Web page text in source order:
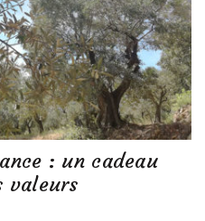
: un cadeau
valeurs